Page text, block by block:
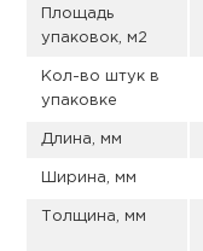
Площадь
упаковок, м2
Кол-во штук в
упаковке
Длина, мм
Ширина, мм
Толщина, мм